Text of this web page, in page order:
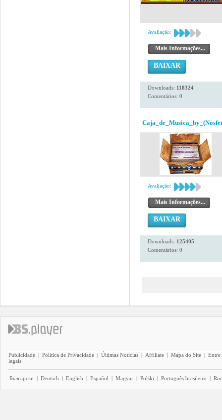
Avaliação:
Mais Informações...
BAIXAR
Downloads: 118324
Comentários: 0
Avaliação:
Mais Informações...
BAIXAR
Downloads: 125405
Comentários: 0
Publicidade | Política de Privacidade | Últimas Notícias | Affiliate | Mapa do Site | Entre
legais
Български | Deutsch | English | Español | Magyar | Polski | Português brasileiro |